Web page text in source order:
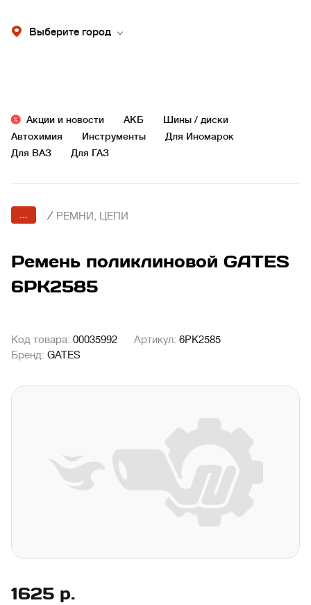
Выберите город
Акции и новости АКБ
Шины / диски
Автохимия
Инструменты
Для Иномарок
Для ВАЗ
Для ГАЗ
... / РЕМНИ, ЦЕПИ
Ремень поликлиновой GATES
6PK2585
Код товара: 00035992 Артикул: 6PK2585
Бренд: GATES
1625 р.